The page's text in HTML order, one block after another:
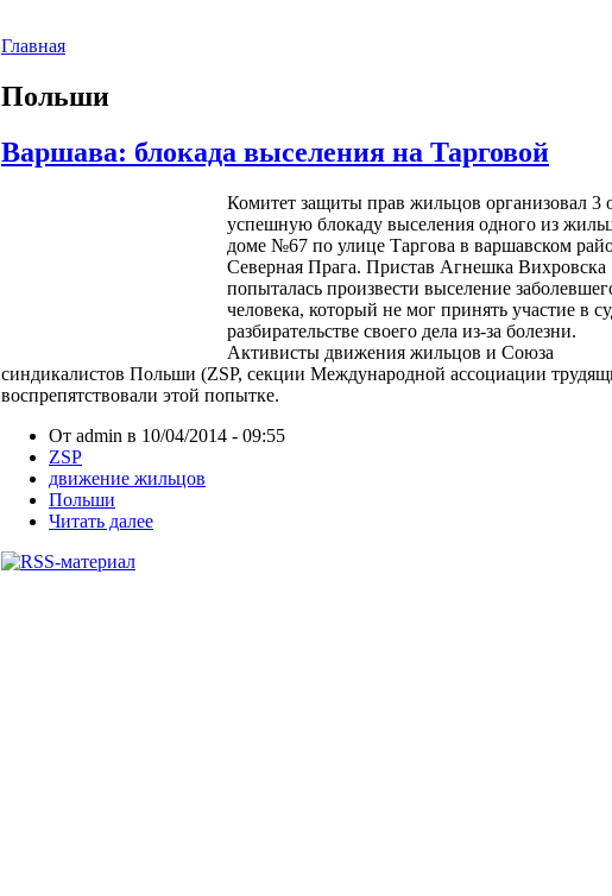
Главная
Польши
Варшава: блокада выселения на Тарговой
Комитет защиты прав жильцов организовал 3
успешную блокаду выселения одного из
доме №67 по улице Таргова в варшавском
Северная Прага. Пристав Агнешка Вихровска
попыталась произвести выселение
человека, который не мог принять участие в
разбирательстве своего дела из-за болезни.
Активисты движения жильцов и Союза
синдикалистов Польши (ZSP, секции Международной ассоциации
воспрепятствовали этой попытке.
От admin в 10/04/2014 - 09:55
ZSP
движение жильцов
Польши
Читать далее